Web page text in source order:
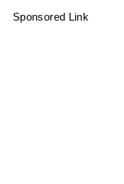
Sponsored Link